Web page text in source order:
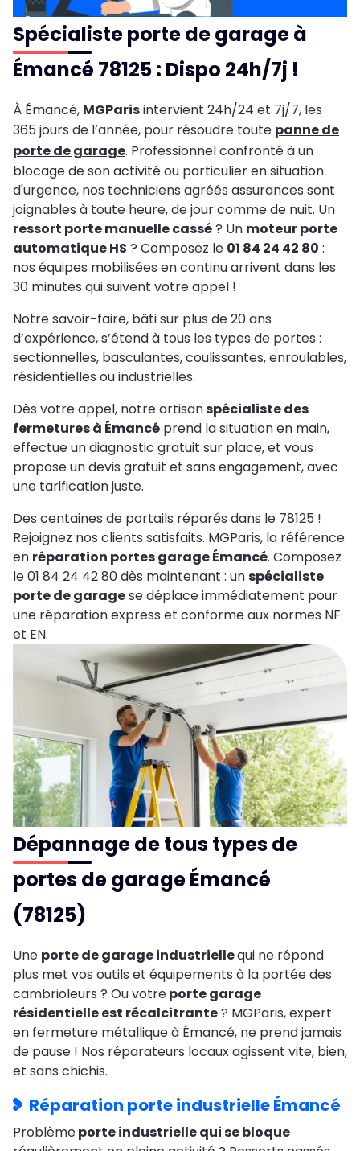
Spécialiste porte de garage à
Émancé 78125 : Dispo 24h/7j !
À Émancé, MGParisintervient 24h/24 et 7j/7, les
365 jours de l’année, pour résoudre toute panne de
porte de garage. Professionnel confronté à un
blocage de son activité ou particulier en situation
d'urgence, nos techniciens agréés assurances sont
joignables à toute heure, de jour comme de nuit. Un
ressort porte manuelle cassé? Un moteur porte
automatique HS ? Composez le 01 84 24 42 80 :
nos équipes mobilisées en continu arrivent dans les
30 minutes qui suivent votre appel !
Notre savoir-faire, bâti sur plus de 20 ans
d’expérience, s’étend à tous les types de portes :
sectionnelles, basculantes, coulissantes, enroulables,
résidentielles ou industrielles.
Dès votre appel, notre artisanspécialiste des
fermetures à Émancé prend la situation en main,
effectue un diagnostic gratuit sur place, et vous
propose un devis gratuit et sans engagement, avec
une tarification juste.
Des centaines de portails réparés dans le 78125 !
Rejoignez nos clients satisfaits. MGParis, la référence
en réparation portes garage Émancé. Composez
le 01 84 24 42 80 dès maintenant : unspécialiste
porte de garagese déplace immédiatement pour
une réparation express et conforme aux normes NF
et EN.
Dépannage de tous types de
portes de garage Émancé
(78125)
Une porte de garage industriellequi ne répond
plus met vos outils et équipements à la portée des
cambrioleurs ? Ou votreporte garage
résidentielle est récalcitrante? MGParis, expert
en fermeture métallique à Émancé, ne prend jamais
de pause ! Nos réparateurs locaux agissent vite, bien,
et sans chichis.
Réparation porte industrielle Émancé
Problèmeporte industrielle qui se bloque